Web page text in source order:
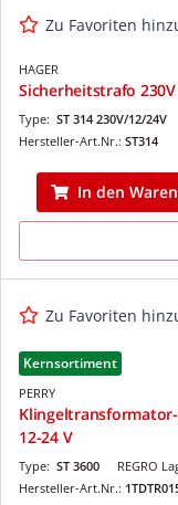
Zu Favoriten
HAGER
Sicherheitstrafo 230V
Type: ST 314 230V/12/24V
Hersteller-Art.Nr.: ST314
In den
Zu Favoriten
Kernsortiment
PERRY
12-24 V
REGRO
Type: ST 3600
Hersteller-Art.Nr.: